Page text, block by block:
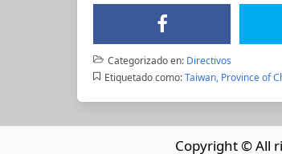
Categorizado en: Directivos
Etiquetado como: Taiwan, Province of
Copyright © All